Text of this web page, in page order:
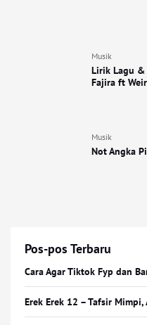
Musik
Lirik Lagu &
Fajira ft
Musik
Not Angka
Pos-pos Terbaru
Cara Agar Tiktok Fyp dan
Erek Erek 12 – Tafsir